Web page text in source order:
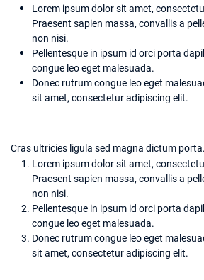
Lorem ipsum dolor sit amet,
Praesent sapien massa, convallis a
non nisi.
Pellentesque in ipsum id orci porta
congue leo eget malesuada.
Donec rutrum congue leo eget
sit amet, consectetur adipiscing elit.
Cras ultricies ligula sed magna dictum porta.
Lorem ipsum dolor sit amet,
Praesent sapien massa, convallis a
non nisi.
Pellentesque in ipsum id orci porta
congue leo eget malesuada.
Donec rutrum congue leo eget
sit amet, consectetur adipiscing elit.